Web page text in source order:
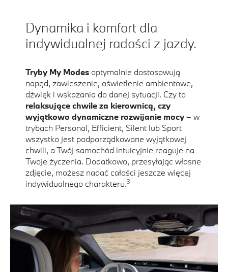
Dynamika i komfort dla
indywidualnej radości z jazdy.
Tryby My Modes optymalnie dostosowują
napęd, zawieszenie, oświetlenie ambientowe,
dźwięk i wskazania do danej sytuacji. Czy to
relaksujące chwile za kierownicą, czy
wyjątkowo dynamiczne rozwijanie mocy– w
trybach Personal, Efficient, Silent lub Sport
wszystko jest podporządkowane wyjątkowej
chwili, a Twój samochód intuicyjnie reaguje na
Twoje życzenia. Dodatkowo, przesyłając własne
zdjęcie, możesz nadać całości jeszcze więcej
indywidualnego charakteru.3